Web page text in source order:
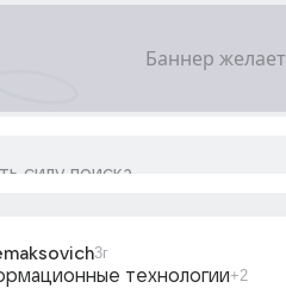
3г
технологии+2